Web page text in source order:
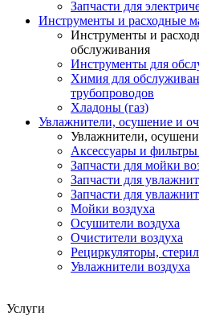
Запчасти для
Инструменты и расходные
Инструменты и
обслуживания
Инструменты для
Химия для
трубопроводов
Хладоны (газ)
Увлажнители, осушение и
Увлажнители,
Аксессуары и фильтры
Запчасти для мойки
Запчасти для
Запчасти для
Мойки воздуха
Осушители воздуха
Очистители воздуха
Рециркуляторы,
Увлажнители воздуха
Услуги